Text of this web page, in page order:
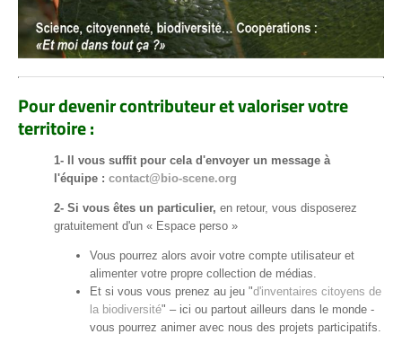
Pour devenir contributeur et valoriser votre
territoire :
1- Il vous suffit pour cela d'envoyer un message à
l'équipe : contact@bio-scene.org
2- Si vous êtes un particulier, en retour, vous disposerez
gratuitement d'un « Espace perso »
Vous pourrez alors avoir votre compte utilisateur et
alimenter votre propre collection de médias.
Et si vous vous prenez au jeu "d'inventaires citoyens de
la biodiversité" – ici ou partout ailleurs dans le monde -
vous pourrez animer avec nous des projets participatifs.